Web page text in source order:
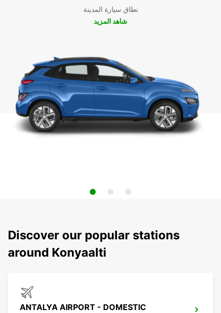
نطاق سيارة المدينة
شاهد المزيد
Discover our popular stations
around Konyaalti
ANTALYA AIRPORT - DOMESTIC